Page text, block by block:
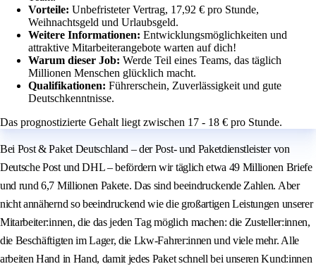
Vorteile: Unbefristeter Vertrag, 17,92 € pro Stunde,
Weihnachtsgeld und Urlaubsgeld.
Weitere Informationen: Entwicklungsmöglichkeiten und
attraktive Mitarbeiterangebote warten auf dich!
Warum dieser Job: Werde Teil eines Teams, das täglich
Millionen Menschen glücklich macht.
Qualifikationen: Führerschein, Zuverlässigkeit und gute
Deutschkenntnisse.
Das prognostizierte Gehalt liegt zwischen 17 - 18 € pro Stunde.
Bei Post & Paket Deutschland – der Post- und Paketdienstleister von
Deutsche Post und DHL – befördern wir täglich etwa 49 Millionen Briefe
und rund 6,7 Millionen Pakete. Das sind beeindruckende Zahlen. Aber
nicht annähernd so beeindruckend wie die großartigen Leistungen unserer
Mitarbeiter:innen, die das jeden Tag möglich machen: die Zusteller:innen,
die Beschäftigten im Lager, die Lkw-Fahrer:innen und viele mehr. Alle
arbeiten Hand in Hand, damit jedes Paket schnell bei unseren Kund:innen